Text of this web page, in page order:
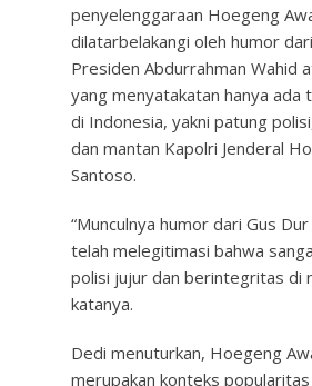
penyelenggaraan Hoegeng
dilatarbelakangi oleh humor
Presiden Abdurrahman Wahid
yang menyatakatan hanya ada
di Indonesia, yakni patung
dan mantan Kapolri Jenderal
Santoso.
“Munculnya humor dari Gus
telah melegitimasi bahwa
polisi jujur dan berintegritas di
katanya.
Dedi menuturkan, Hoegeng
merupakan konteks